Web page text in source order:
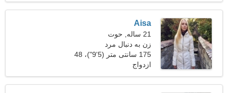
Aisa
21 ساله, حوت
زن به دنبال مرد
175 سانتی متر (5'9")، 48
کیلوگرم (105 پوند)
ازدواج